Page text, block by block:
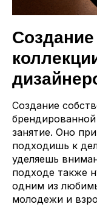
Создание
занятие. Оно
подходишь к
уделяешь
подходе также
одним из
молодежи и